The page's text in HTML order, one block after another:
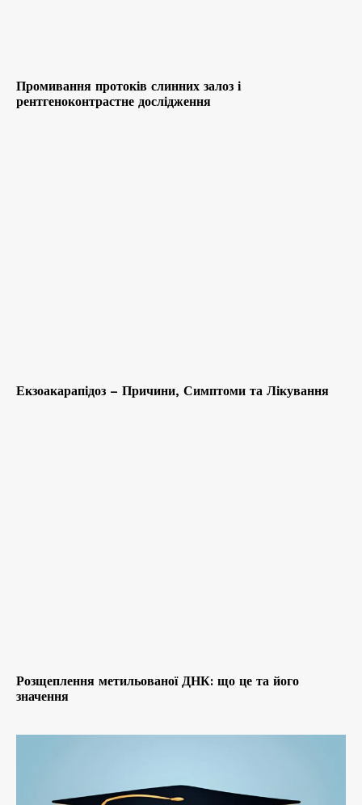
Промивання протоків слинних залоз і
рентгеноконтрастне дослідження
Екзоакарапідоз – Причини, Симптоми та Лікування
Розщеплення метильованої ДНК: що це та його
значення